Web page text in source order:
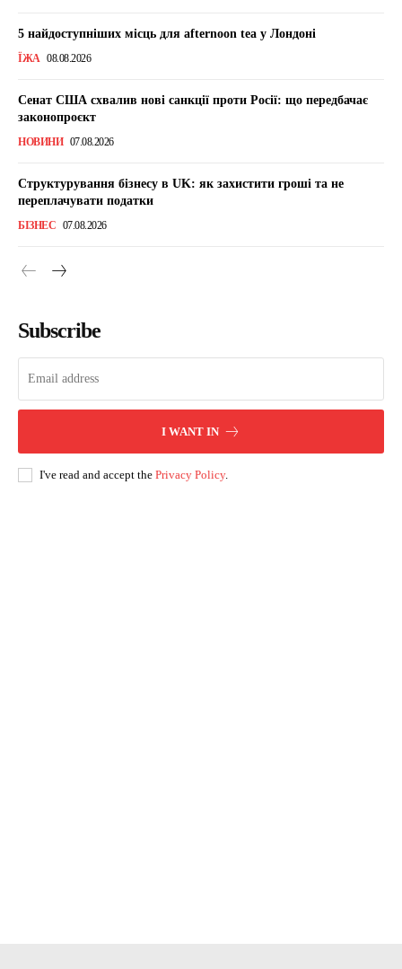
5 найдоступніших місць для afternoon tea у Лондоні
ЇЖА 08.08.2026
Сенат США схвалив нові санкції проти Росії: що передбачає
законопроєкт
НОВИНИ 07.08.2026
Структурування бізнесу в UK: як захистити гроші та не
переплачувати податки
БІЗНЕС 07.08.2026
Subscribe
I WANT IN
I've read and accept the Privacy Policy.